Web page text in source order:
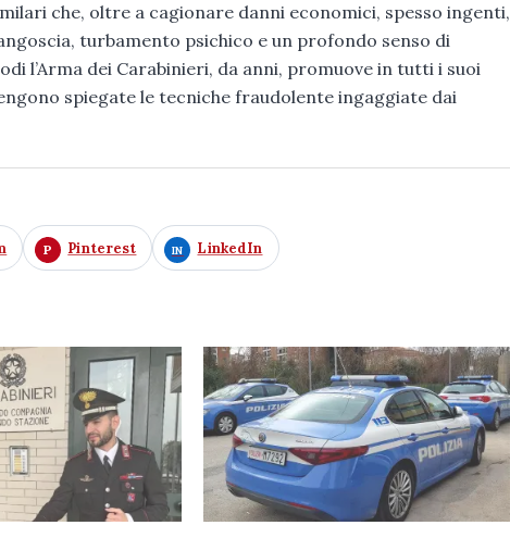
che, oltre a cagionare danni economici, spesso ingenti,
turbamento psichico e un profondo senso di
l’Arma dei Carabinieri, da anni, promuove in tutti i suoi
spiegate le tecniche fraudolente ingaggiate dai
Pinterest LinkedIn